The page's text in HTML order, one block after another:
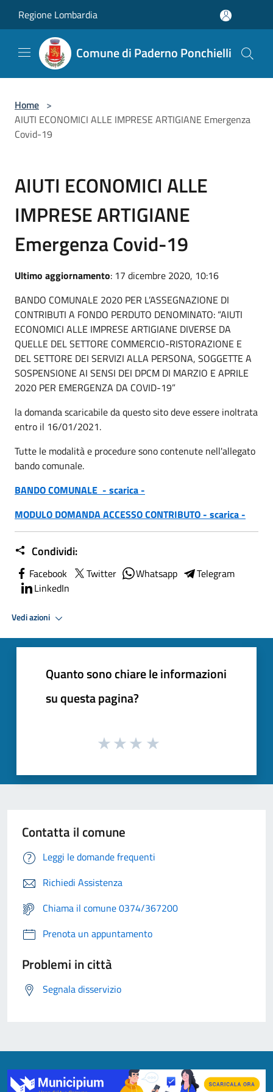
Regione Lombardia
Comune di Paderno Ponchielli
Home >
AIUTI ECONOMICI ALLE IMPRESE ARTIGIANE Emergenza
Covid-19
AIUTI ECONOMICI ALLE
IMPRESE ARTIGIANE
Emergenza Covid-19
Ultimo aggiornamento: 17 dicembre 2020, 10:16
BANDO COMUNALE 2020 PER L’ASSEGNAZIONE DI
CONTRIBUTI A FONDO PERDUTO DENOMINATO: “AIUTI
ECONOMICI ALLE IMPRESE ARTIGIANE DIVERSE DA
QUELLE DEL SETTORE COMMERCIO-RISTORAZIONE E
DEL SETTORE DEI SERVIZI ALLA PERSONA, SOGGETTE A
SOSPENSIONE AI SENSI DEI DPCM DI MARZIO E APRILE
2020 PER EMERGENZA DA COVID-19”
la domanda scaricabile da questo sito deve essere inoltrata
entro il 16/01/2021.
Tutte le modalità e procedure sono contenute nell'allegato
bando comunale.
BANDO COMUNALE - scarica -
MODULO DOMANDA ACCESSO CONTRIBUTO - scarica -
Condividi:
Facebook Twitter Whatsapp
Telegram
LinkedIn
Vedi azioni
Quanto sono chiare le informazioni
su questa pagina?
Contatta il comune
Leggi le domande frequenti
Richiedi Assistenza
Chiama il comune 0374/367200
Prenota un appuntamento
Problemi in città
Segnala disservizio